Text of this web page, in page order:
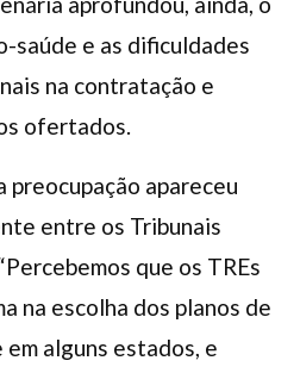
saúde e as dificuldades
na contratação e
ofertados.
preocupação apareceu
entre os Tribunais
que os TREs
na escolha dos planos de
alguns estados, e